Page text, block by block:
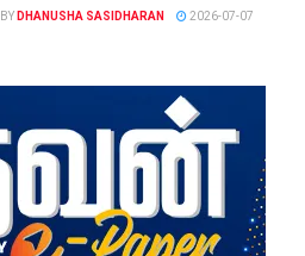
BY DHANUSHA SASIDHARAN 2026-07-07